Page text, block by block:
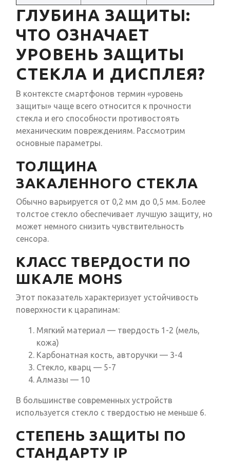
ГЛУБИНА ЗАЩИТЫ:
ЧТО ОЗНАЧАЕТ
УРОВЕНЬ ЗАЩИТЫ
СТЕКЛА И ДИСПЛЕЯ?
В контексте смартфонов термин «уровень
защиты» чаще всего относится к прочности
стекла и его способности противостоять
механическим повреждениям. Рассмотрим
основные параметры.
ТОЛЩИНА
ЗАКАЛЕННОГО СТЕКЛА
Обычно варьируется от 0,2 мм до 0,5 мм. Более
толстое стекло обеспечивает лучшую защиту, но
может немного снизить чувствительность
сенсора.
КЛАСС ТВЕРДОСТИ ПО
ШКАЛЕ MOHS
Этот показатель характеризует устойчивость
поверхности к царапинам:
Мягкий материал — твердость 1-2 (мель,
кожа)
Карбонатная кость, авторучки — 3-4
Стекло, кварц — 5-7
Алмазы — 10
В большинстве современных устройств
используется стекло с твердостью не меньше 6.
СТЕПЕНЬ ЗАЩИТЫ ПО
СТАНДАРТУ IP